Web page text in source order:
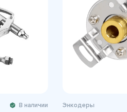
В наличии Энкодеры